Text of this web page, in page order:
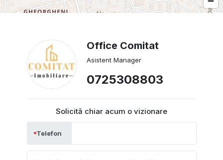
Office Comitat
Asistent Manager
0725308803
Solicită chiar acum o vizionare
Telefon